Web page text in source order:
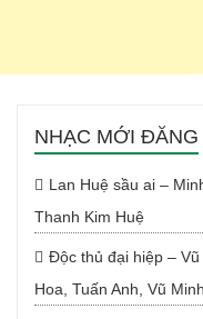
NHẠC MỚI ĐĂNG
Lan Huệ sầu ai –
Thanh Kim Huệ
Độc thủ đại hiệp –
Hoa, Tuấn Anh, Vũ